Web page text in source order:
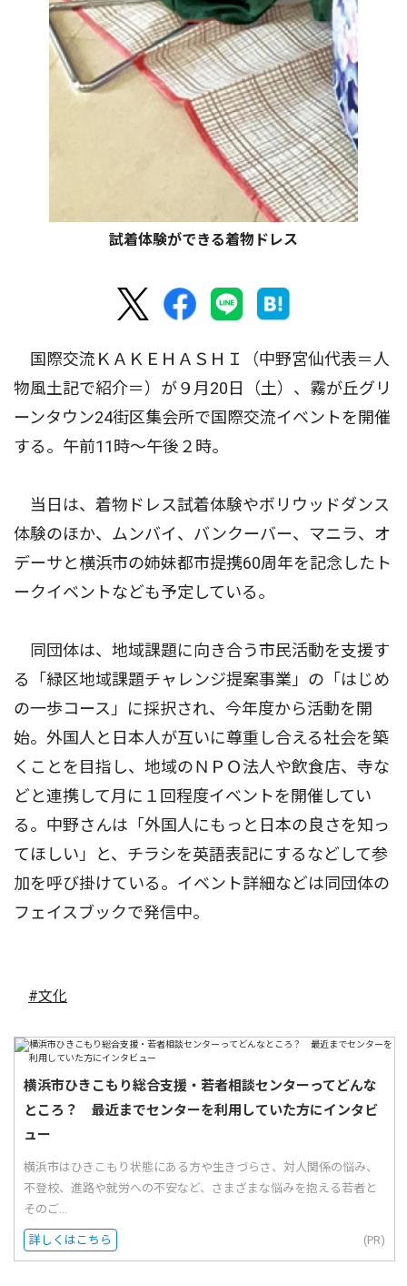
試着体験ができる着物ドレス
国際交流ＫＡＫＥＨＡＳＨＩ（中野宮仙代表＝人
物風土記で紹介＝）が９月20日（土）、霧が丘グリ
ーンタウン24街区集会所で国際交流イベントを開催
する。午前11時〜午後２時。
当日は、着物ドレス試着体験やボリウッドダンス
体験のほか、ムンバイ、バンクーバー、マニラ、オ
デーサと横浜市の姉妹都市提携60周年を記念したト
ークイベントなども予定している。
同団体は、地域課題に向き合う市民活動を支援す
る「緑区地域課題チャレンジ提案事業」の「はじめ
の一歩コース」に採択され、今年度から活動を開
始。外国人と日本人が互いに尊重し合える社会を築
くことを目指し、地域のＮＰＯ法人や飲食店、寺な
どと連携して月に１回程度イベントを開催してい
る。中野さんは「外国人にもっと日本の良さを知っ
てほしい」と、チラシを英語表記にするなどして参
加を呼び掛けている。イベント詳細などは同団体の
フェイスブックで発信中。
#文化
横浜市ひきこもり総合支援・若者相談センターってどんな
ところ？ 最近までセンターを利用していた方にインタビ
ュー
横浜市はひきこもり状態にある方や生きづらさ、対人関係の悩み、
不登校、進路や就労への不安など、さまざまな悩みを抱える若者と
そのご...
詳しくはこちら (PR)